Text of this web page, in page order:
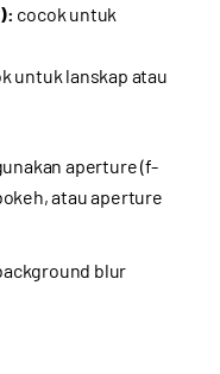
cocok untuk
untuk lanskap atau
aperture (f-
atau aperture
blur